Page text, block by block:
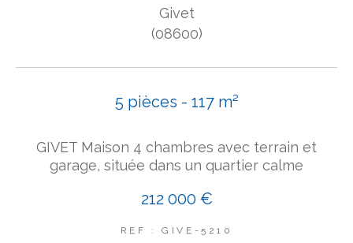
Givet
(08600)
5 pièces - 117 m²
GIVET Maison 4 chambres avec terrain et
garage, située dans un quartier calme
212 000 €
REF : GIVE-5210